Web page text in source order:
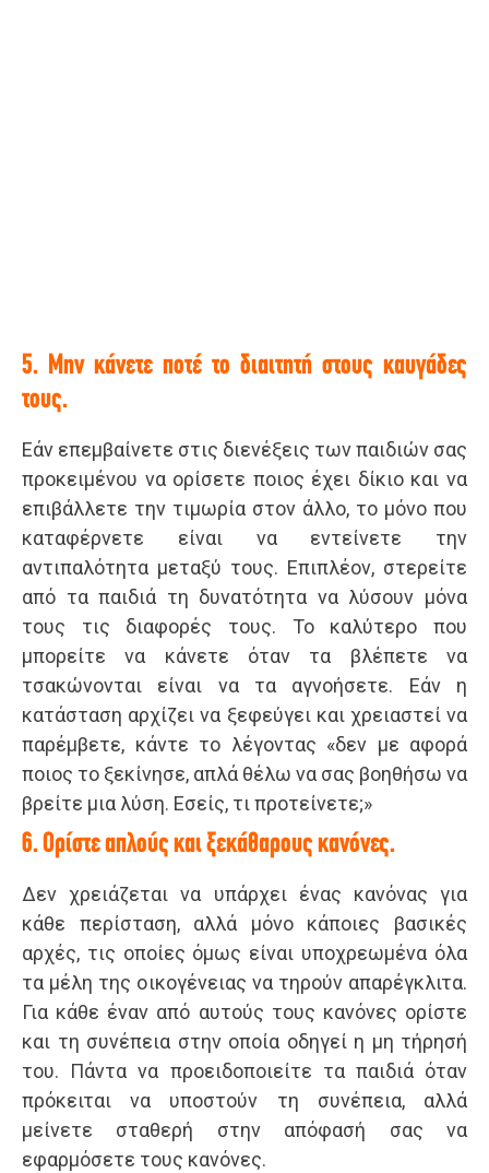
5. Μην κάνετε ποτέ το διαιτητή στους καυγάδες
τους.
Εάν επεμβαίνετε στις διενέξεις των παιδιών σας
προκειμένου να ορίσετε ποιος έχει δίκιο και να
επιβάλλετε την τιμωρία στον άλλο, το μόνο που
καταφέρνετε είναι να εντείνετε την
αντιπαλότητα μεταξύ τους. Επιπλέον, στερείτε
από τα παιδιά τη δυνατότητα να λύσουν μόνα
τους τις διαφορές τους. Το καλύτερο που
μπορείτε να κάνετε όταν τα βλέπετε να
τσακώνονται είναι να τα αγνοήσετε. Εάν η
κατάσταση αρχίζει να ξεφεύγει και χρειαστεί να
παρέμβετε, κάντε το λέγοντας «δεν με αφορά
ποιος το ξεκίνησε, απλά θέλω να σας βοηθήσω να
βρείτε μια λύση. Εσείς, τι προτείνετε;»
6. Ορίστε απλούς και ξεκάθαρους κανόνες.
Δεν χρειάζεται να υπάρχει ένας κανόνας για
κάθε περίσταση, αλλά μόνο κάποιες βασικές
αρχές, τις οποίες όμως είναι υποχρεωμένα όλα
τα μέλη της οικογένειας να τηρούν απαρέγκλιτα.
Για κάθε έναν από αυτούς τους κανόνες ορίστε
και τη συνέπεια στην οποία οδηγεί η μη τήρησή
του. Πάντα να προειδοποιείτε τα παιδιά όταν
πρόκειται να υποστούν τη συνέπεια, αλλά
μείνετε σταθερή στην απόφασή σας να
εφαρμόσετε τους κανόνες.